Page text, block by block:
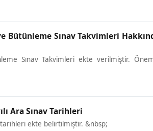
Bütünleme Sınav Takvimleri
Sınav Takvimleri ekte verilmiştir.
Ara Sınav Tarihleri
tarihleri ekte belirtilmiştir. &nbsp;